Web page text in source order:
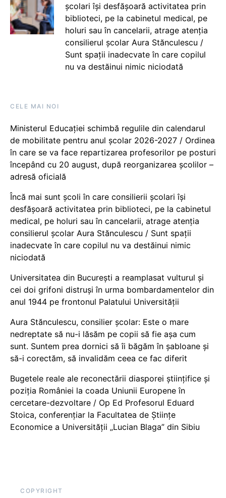
școlari își desfășoară activitatea prin
biblioteci, pe la cabinetul medical, pe
holuri sau în cancelarii, atrage atenția
consilierul școlar Aura Stănculescu /
Sunt spații inadecvate în care copilul
nu va destăinui nimic niciodată
CELE MAI NOI
Ministerul Educației schimbă regulile din calendarul
de mobilitate pentru anul școlar 2026-2027 / Ordinea
în care se va face repartizarea profesorilor pe posturi
începând cu 20 august, după reorganizarea școlilor –
adresă oficială
Încă mai sunt școli în care consilierii școlari își
desfășoară activitatea prin biblioteci, pe la cabinetul
medical, pe holuri sau în cancelarii, atrage atenția
consilierul școlar Aura Stănculescu / Sunt spații
inadecvate în care copilul nu va destăinui nimic
niciodată
Universitatea din București a reamplasat vulturul și
cei doi grifoni distruși în urma bombardamentelor din
anul 1944 pe frontonul Palatului Universității
Aura Stănculescu, consilier școlar: Este o mare
nedreptate să nu-i lăsăm pe copii să fie așa cum
sunt. Suntem prea dornici să îi băgăm în șabloane și
să-i corectăm, să invalidăm ceea ce fac diferit
Bugetele reale ale reconectării diasporei științifice și
poziția României la coada Uniunii Europene în
cercetare-dezvoltare / Op Ed Profesorul Eduard
Stoica, conferențiar la Facultatea de Științe
Economice a Universității „Lucian Blaga” din Sibiu
COPYRIGHT